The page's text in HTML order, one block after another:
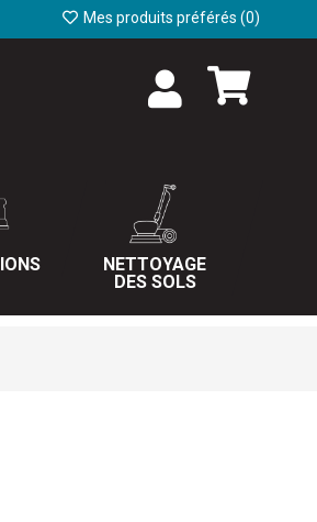
Mes produits préférés (0)
NETTOYAGE
DES SOLS